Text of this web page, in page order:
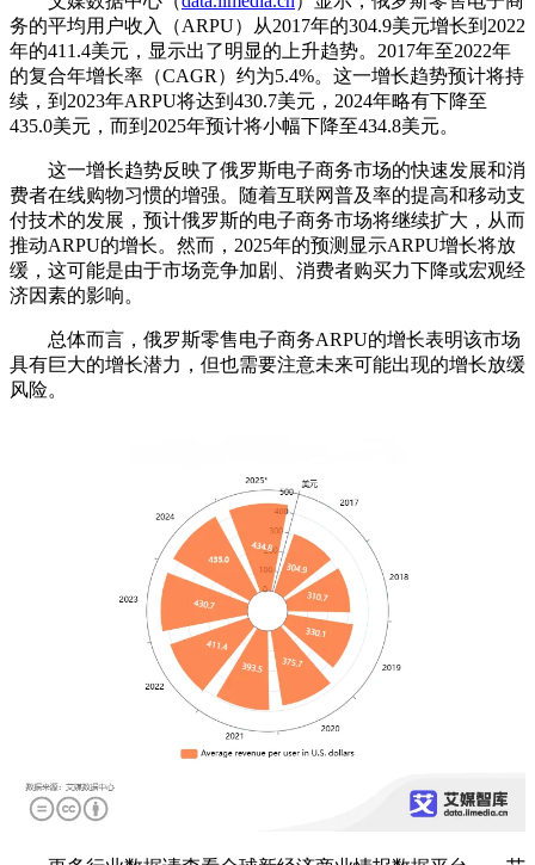
务的平均用户收入（ARPU）从2017年的304.9美元增长到2022
年的411.4美元，显示出了明显的上升趋势。2017年至2022年
的复合年增长率（CAGR）约为5.4%。这一增长趋势预计将持
续，到2023年ARPU将达到430.7美元，2024年略有下降至
435.0美元，而到2025年预计将小幅下降至434.8美元。
这一增长趋势反映了俄罗斯电子商务市场的快速发展和消
费者在线购物习惯的增强。随着互联网普及率的提高和移动支
付技术的发展，预计俄罗斯的电子商务市场将继续扩大，从而
推动ARPU的增长。然而，2025年的预测显示ARPU增长将放
缓，这可能是由于市场竞争加剧、消费者购买力下降或宏观经
济因素的影响。
总体而言，俄罗斯零售电子商务ARPU的增长表明该市场
具有巨大的增长潜力，但也需要注意未来可能出现的增长放缓
风险。